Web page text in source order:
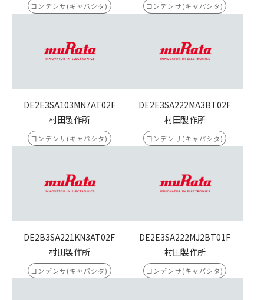
コンデンサ(キャパシタ) コンデンサ(キャパシタ)
DE2E3SA103MN7AT02F
村田製作所
コンデンサ(キャパシタ)
DE2E3SA222MA3BT02F
村田製作所
コンデンサ(キャパシタ)
DE2B3SA221KN3AT02F
村田製作所
コンデンサ(キャパシタ)
DE2E3SA222MJ2BT01F
村田製作所
コンデンサ(キャパシタ)